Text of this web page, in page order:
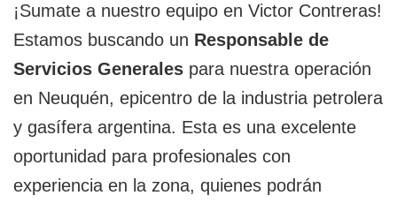
¡Sumate a nuestro equipo en Victor Contreras!
Estamos buscando un Responsable de
Servicios Generales para nuestra operación
en Neuquén, epicentro de la industria petrolera
y gasífera argentina. Esta es una excelente
oportunidad para profesionales con
experiencia en la zona, quienes podrán